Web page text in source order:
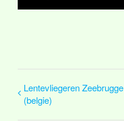
Lentevliegeren Zeebrugge
(belgie)